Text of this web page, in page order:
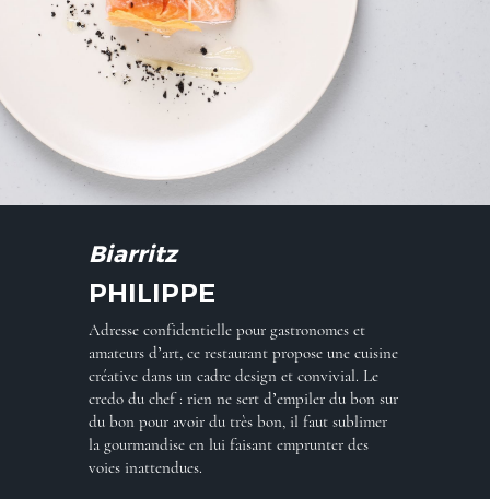
Biarritz
PHILIPPE
Adresse confidentielle pour gastronomes et
amateurs d’art, ce restaurant propose une cuisine
créative dans un cadre design et convivial. Le
credo du chef : rien ne sert d’empiler du bon sur
du bon pour avoir du très bon, il faut sublimer
la gourmandise en lui faisant emprunter des
voies inattendues.